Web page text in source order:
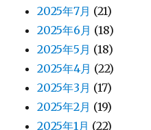
2025年7月 (21)
2025年6月 (18)
2025年5月 (18)
2025年4月 (22)
2025年3月 (17)
2025年2月 (19)
2025年1月 (22)